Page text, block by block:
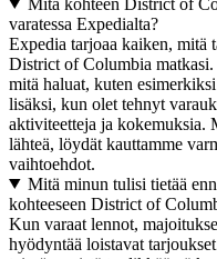
varatessa Expedialta?
Expedia tarjoaa kaiken, mitä
District of Columbia
mitä haluat, kuten
lisäksi, kun olet tehnyt
aktiviteetteja ja kokemuksia.
lähteä, löydät kauttamme
vaihtoehdot.
Mitä minun tulisi tietää
kohteeseen District of
Kun varaat lennot,
hyödyntää loistavat